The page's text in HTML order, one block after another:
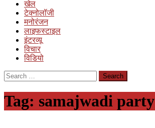
खेल
टेक्नोलॉजी
मनोरंजन
लाइफस्टाइल
इंटरव्यू
विचार
विडियो
Search
for:
Tag: samajwadi party